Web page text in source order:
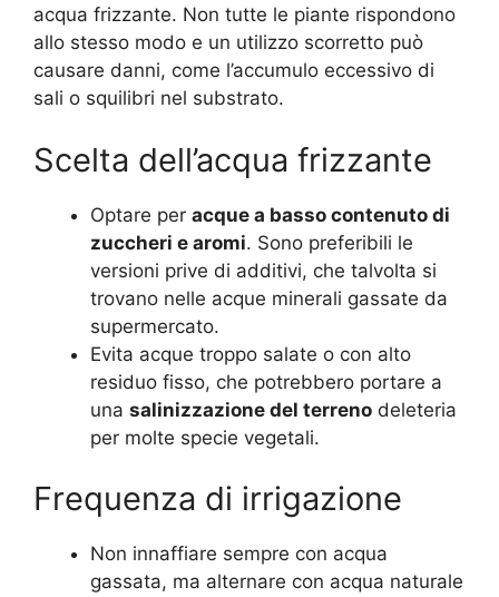
acqua frizzante. Non tutte le piante rispondono
allo stesso modo e un utilizzo scorretto può
causare danni, come l’accumulo eccessivo di
sali o squilibri nel substrato.
Scelta dell’acqua frizzante
Optare per acque a basso contenuto di
zuccheri e aromi. Sono preferibili le
versioni prive di additivi, che talvolta si
trovano nelle acque minerali gassate da
supermercato.
Evita acque troppo salate o con alto
residuo fisso, che potrebbero portare a
una salinizzazione del terreno deleteria
per molte specie vegetali.
Frequenza di irrigazione
Non innaffiare sempre con acqua
gassata, ma alternare con acqua naturale